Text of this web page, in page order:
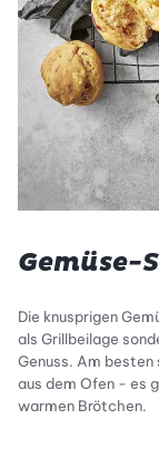
Die knusprigen
als Grillbeilage
Genuss. Am
aus dem Ofen - es
warmen Brötchen.